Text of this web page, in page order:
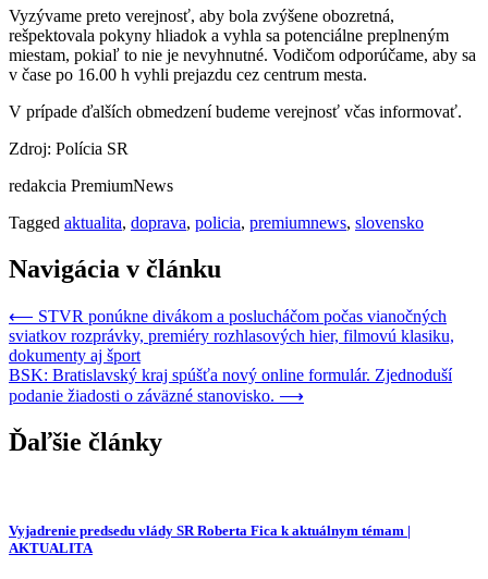
Vyzývame preto verejnosť, aby bola zvýšene obozretná,
rešpektovala pokyny hliadok a vyhla sa potenciálne preplneným
miestam, pokiaľ to nie je nevyhnutné. Vodičom odporúčame, aby sa
v čase po 16.00 h vyhli prejazdu cez centrum mesta.
V prípade ďalších obmedzení budeme verejnosť včas informovať.
Zdroj: Polícia SR
redakcia PremiumNews
Tagged aktualita, doprava, policia, premiumnews, slovensko
Navigácia v článku
⟵ STVR ponúkne divákom a poslucháčom počas vianočných
sviatkov rozprávky, premiéry rozhlasových hier, filmovú klasiku,
dokumenty aj šport
BSK: Bratislavský kraj spúšťa nový online formulár. Zjednoduší
podanie žiadosti o záväzné stanovisko. ⟶
Ďaľšie články
Vyjadrenie predsedu vlády SR Roberta Fica k aktuálnym témam |
AKTUALITA